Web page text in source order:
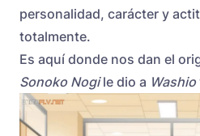
personalidad, carácter y
totalmente.
Es aquí donde nos dan el
Sonoko Nogile dio a Washio